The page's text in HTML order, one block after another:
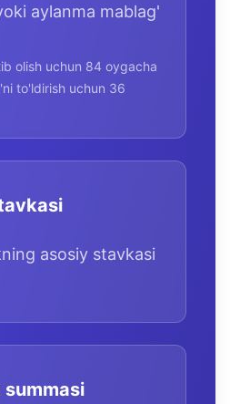
aylanma mablag'
olish uchun 84 oygacha
to'ldirish uchun 36
asosiy stavkasi
summasi